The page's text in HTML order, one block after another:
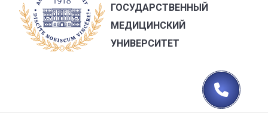
ГОСУДАРСТВЕННЫЙ
МЕДИЦИНСКИЙ
УНИВЕРСИТЕТ